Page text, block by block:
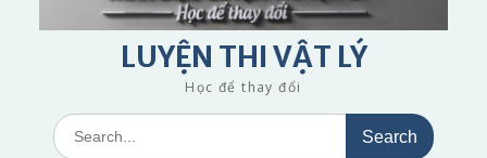
LUYỆN THI VẬT LÝ
Học để thay đổi
Search
for: